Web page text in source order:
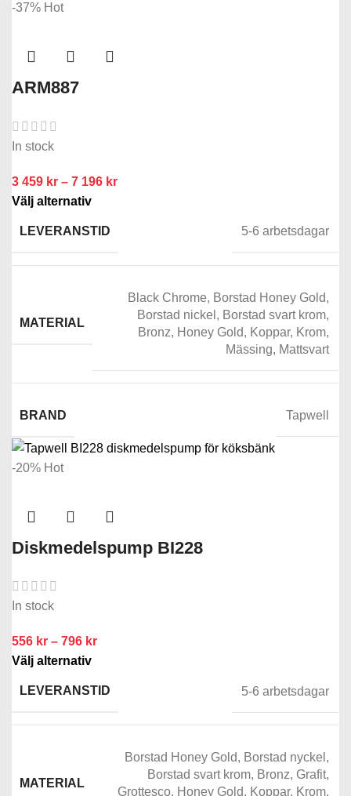
-37% Hot
ARM887
In stock
3 459 kr – 7 196 kr
Välj alternativ
LEVERANSTID 5-6 arbetsdagar
MATERIAL
Black Chrome, Borstad Honey Gold,
Borstad nickel , Borstad svart krom,
Bronz, Honey Gold, Koppar, Krom,
Mässing, Mattsvart
BRAND Tapwell
-20% Hot
Diskmedelspump BI228
In stock
556 kr – 796 kr
Välj alternativ
LEVERANSTID 5-6 arbetsdagar
MATERIAL
Borstad Honey Gold, Borstad nyckel ,
Borstad svart krom, Bronz, Grafit,
Grottesco, Honey Gold, Koppar, Krom,